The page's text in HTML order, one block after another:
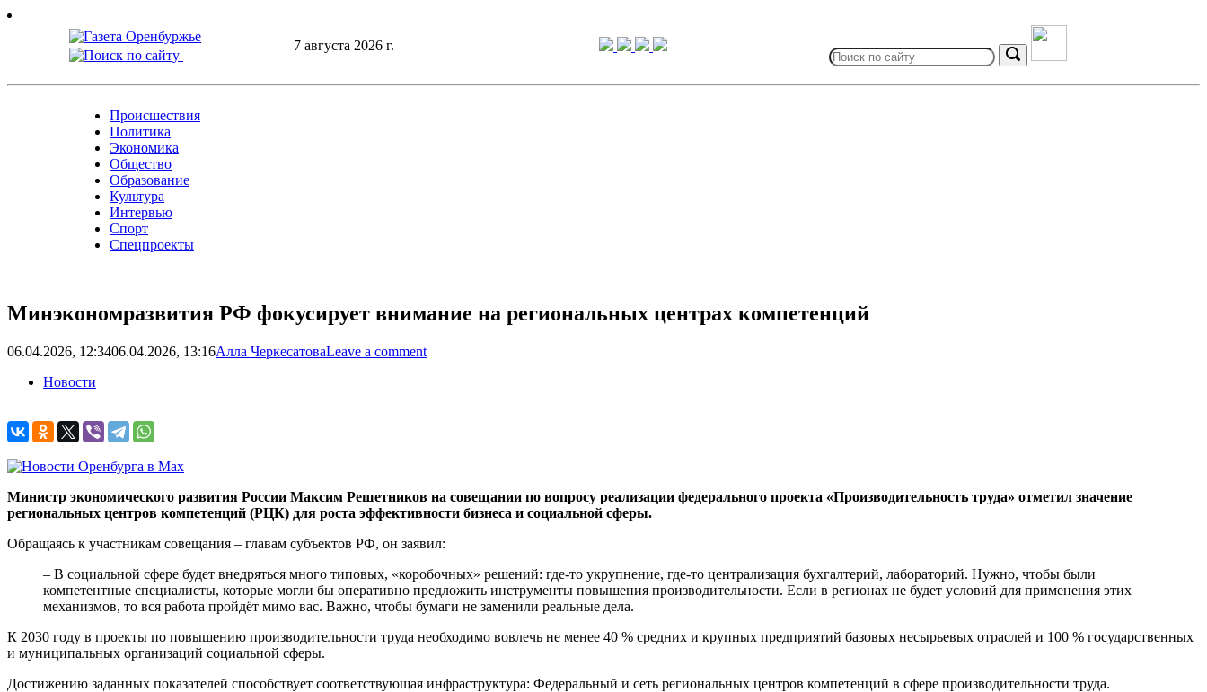
Skip
7 августа 2026 г.
for:
Search
Происшествия
Политика
Экономика
Общество
Образование
Культура
Интервью
Спорт
Спецпроекты
Минэкономразвития РФ фокусирует внимание на региональных центрах компетенций
06.04.2026, 12:3406.04.2026, 13:16Алла ЧеркесатоваLeave a comment
Новости
Министр экономического развития России Максим Решетников на совещании по вопросу реализации федерального проекта «Производительность труда» отметил значение
региональных центров компетенций (РЦК) для роста эффективности бизнеса и социальной сферы.
Обращаясь к участникам совещания – главам субъектов РФ, он заявил:
– В социальной сфере будет внедряться много типовых, «коробочных» решений: где-то укрупнение, где-то централизация бухгалтерий, лабораторий. Нужно, чтобы были
компетентные специалисты, которые могли бы оперативно предложить инструменты повышения производительности. Если в регионах не будет условий для применения этих
механизмов, то вся работа пройдёт мимо вас. Важно, чтобы бумаги не заменили реальные дела.
К 2030 году в проекты по повышению производительности труда необходимо вовлечь не менее 40 % средних и крупных предприятий базовых несырьевых отраслей и 100 % государственных
и муниципальных организаций социальной сферы.
Достижению заданных показателей способствует соответствующая инфраструктура: Федеральный и сеть региональных центров компетенций в сфере производительности труда.